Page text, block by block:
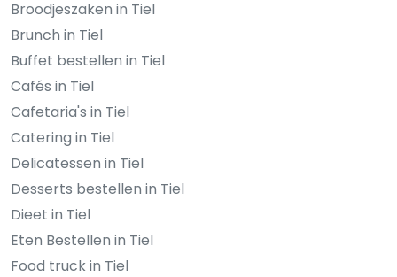
Broodjeszaken in Tiel
Brunch in Tiel
Buffet bestellen in Tiel
Cafés in Tiel
Cafetaria's in Tiel
Catering in Tiel
Delicatessen in Tiel
Desserts bestellen in Tiel
Dieet in Tiel
Eten Bestellen in Tiel
Food truck in Tiel